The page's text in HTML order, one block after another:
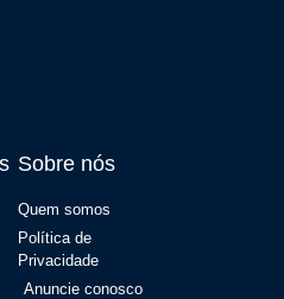
Sobre nós
Quem somos
Política de
Privacidade
Anuncie conosco